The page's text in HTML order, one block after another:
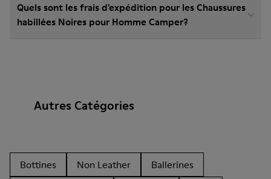
Quels sont les frais d'expédition pour les Chaussures
habillées Noires pour Homme Camper?
Autres Catégories
Bottines Non Leather
Ballerines